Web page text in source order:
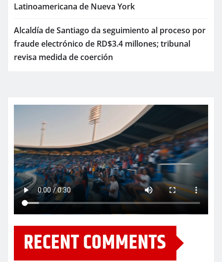
Latinoamericana de Nueva York
Alcaldía de Santiago da seguimiento al proceso por
fraude electrónico de RD$3.4 millones; tribunal
revisa medida de coerción
RECENT COMMENTS